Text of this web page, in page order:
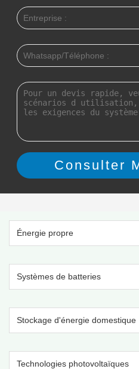
Énergie propre
Systèmes de batteries
Stockage d'énergie domestique
Technologies photovoltaïques